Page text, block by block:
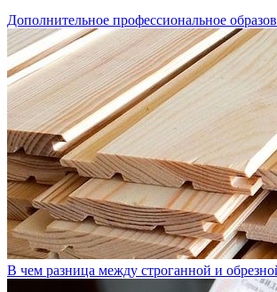
Дополнительное профессиональное
В чем разница между строганной и